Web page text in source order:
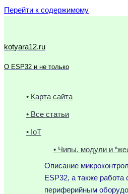
Перейти к содержимому
kotyara12.ru
О ESP32 и не только
• Карта сайта
• Все статьи
• IoT
• Чипы, модули и
Описание
ESP32, а также работа
периферийным